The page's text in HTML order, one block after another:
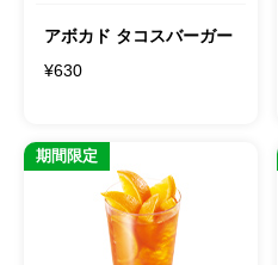
アボカド タコスバーガー
¥630
期間限定